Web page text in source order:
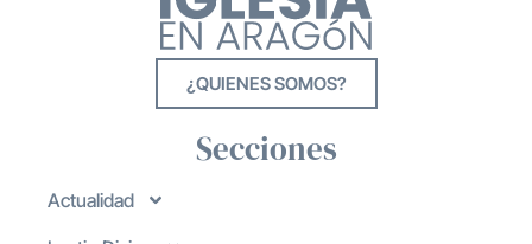
¿QUIENES SOMOS?
Secciones
Actualidad